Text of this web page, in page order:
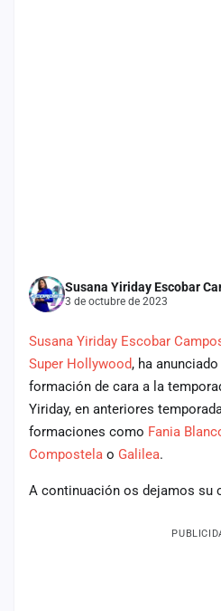
Susana Yiriday Escobar
3 de octubre de 2023
Susana Yiriday Escobar
Super Hollywood, ha
formación de cara a la
Yiriday, en anteriores
formaciones como Fania
Compostela o Galilea.
A continuación os dejamos su